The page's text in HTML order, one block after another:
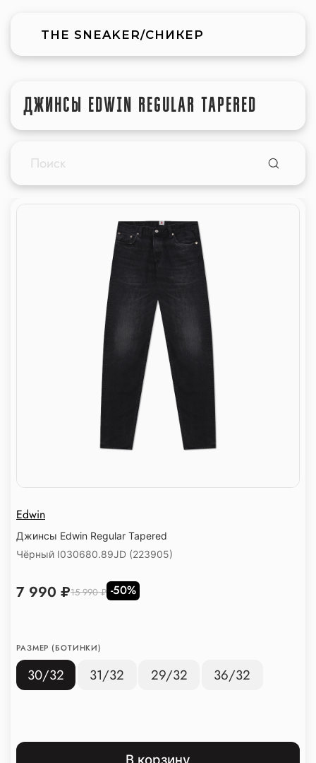
THE SNEAKER/СНИКЕР
ДЖИНСЫ EDWIN REGULAR TAPERED
Edwin
Джинсы Edwin Regular Tapered
Чёрный I030680.89JD (223905)
РАЗМЕР (БОТИНКИ)
30/32 31/32 29/32 36/32
7 990 ₽15 990 ₽ -50%